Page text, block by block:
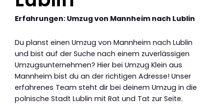
Erfahrungen: Umzug von Mannheim nach Lublin
Du planst einen Umzug von Mannheim nach Lublin
und bist auf der Suche nach einem zuverlässigen
Umzugsunternehmen? Hier bei Umzug Klein aus
Mannheim bist du an der richtigen Adresse! Unser
erfahrenes Team steht dir bei deinem Umzug in die
polnische Stadt Lublin mit Rat und Tat zur Seite.